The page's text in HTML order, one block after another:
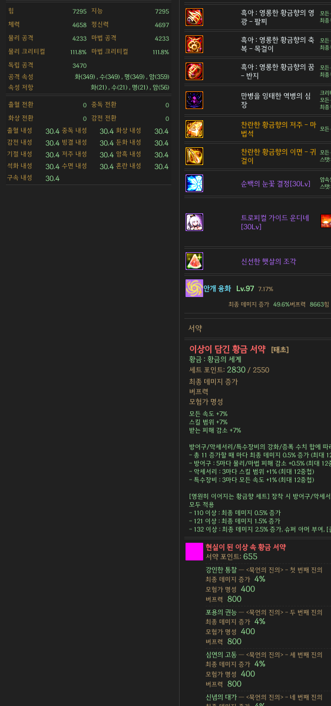
힘 7295 지능 7295
체력 4658 정신력 4697
물리 공격 4233 마법 공격 4233
물리 크리티컬 111.8% 마법 크리티컬 111.8%
독립 공격 3470
공격 속성
화(349) , 수(349) , 명(349) , 암(359)
속성 저항
화(21) , 수(21) , 명(21) , 암(56)
출혈 전환 0 중독 전환 0
화상 전환 0 감전 전환 0
출혈 내성 30.4 중독 내성 30.4 화상 내성 30.4
감전 내성 30.4 빙결 내성 30.4 둔화 내성 30.4
기절 내성 30.4 저주 내성 30.4 암흑 내성 30.4
석화 내성 30.4 수면 내성 30.4 혼란 내성 30.4
구속 내성 30.4
흑아 : 영롱한 황금향의 영
광 - 팔찌
모든
최종
흑아 : 영롱한 황금향의 축
복 - 목걸이
모든
최종
흑아 : 영롱한 황금향의 꿈
- 반지
모든
최종
만병을 잉태한 역병의 심
장
크리
모든
최종
찬란한 황금향의 저주 - 마
법석
모든
찬란한 황금향의 이면 - 귀
걸이
모든
스탯
순백의 눈꽃 결정[30Lv]
암속
스
트로피컬 가이드 운디네
[30Lv]
신선한 햇살의 조각
안개 융화 Lv.97 7.17%
최종 데미지 증가 49.6%버프력 8663힘
서약
이상이 담긴 황금 서약
[태초]
황금 : 황금의 세계
세트 포인트: 2830 / 2550
최종 데미지 증가
버프력
모험가 명성
모든 속도 +7%
스킬 범위 +7%
받는 피해 감소 +7%
방어구/악세서리/특수장비의 강화/증폭 수치 합에 따
- 총 11 증가할 때 마다 최종 데미지 0.5% 증가 (최대
- 방어구 : 5마다 물리/마법 피해 감소 +0.5% (최대 12
- 악세서리 : 3마다 스킬 범위 +1% (최대 12중첩)
- 특수장비 : 3마다 모든 속도 +1% (최대 12중첩)
[영원히 이어지는 황금향 세트] 장착 시 방어구/악세
모두 적용
- 110 이상 : 최종 데미지 0.5% 증가
- 121 이상 : 최종 데미지 1.5% 증가
- 132 이상 : 최종 데미지 2.5% 증가, 슈퍼 아머 부여, [
현실이 된 이상 속 황금 서약
서약 포인트: 655
강인한 통찰 — <묵언의 진의> - 첫 번째 진의
최종 데미지 증가 4%
모험가 명성 400
버프력 800
포용의 권능 — <묵언의 진의> - 두 번째 진의
최종 데미지 증가 4%
모험가 명성 400
버프력 800
심연의 고동 — <묵언의 진의> - 세 번째 진의
최종 데미지 증가 4%
모험가 명성 400
버프력 800
신념의 대가 — <묵언의 진의> - 네 번째 진의